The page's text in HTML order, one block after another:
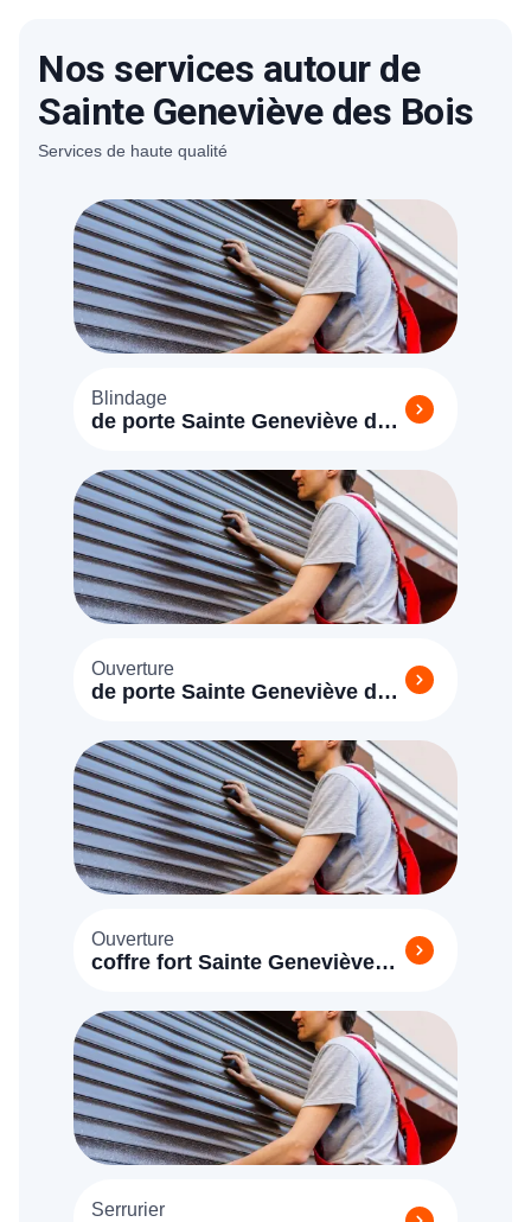
sur place après avoir diagnostiqué la
panne. N'hésitez pas à consulter nos
tarifs ou à nous contacter pour avoir un
idée précise.
Nos services autour de
Sainte Geneviève des Bois
Services de haute qualité
Blindage
de porte Sainte Geneviève des
Ouverture
de porte Sainte Geneviève des
Ouverture
coffre fort Sainte Geneviève
Serrurier